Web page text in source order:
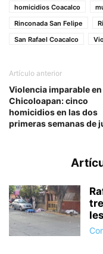
homicidios Coacalco
Rinconada San Felipe
San Rafael Coacalco
Artículo anterior
Violencia imparable en
Chicoloapan: cinco
homicidios en las dos
primeras semanas de